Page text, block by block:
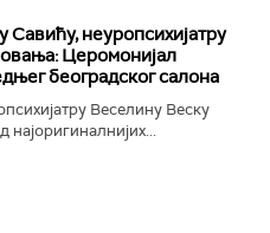
Савићу, неуропсихијатру
Церомонијал
београдског салона
Веселину Веску
најоригиналнијих...